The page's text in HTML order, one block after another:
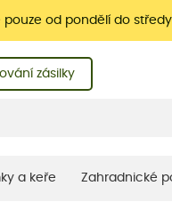
od pondělí do středy
zásilky
a keře Zahradnické